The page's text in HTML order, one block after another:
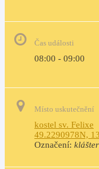
Čas události
08:00 - 09:00
Místo uskutečnění
kostel sv. Felixe
49.2290978N,
Označení: